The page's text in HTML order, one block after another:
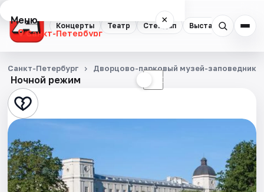
Концерты Театр Стендап Выставки
Меню ×
Санкт-Петербург
Концерты
Театр
Стендап
Выставки
Квесты
Ночной режим ☾
Санкт-Петербург Дворцово-парковый музей-заповедник